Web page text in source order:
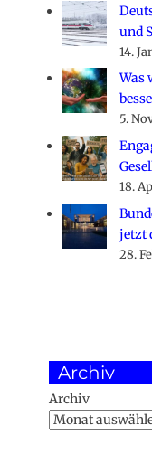
und
14.
Was
5.
18.
jetzt
28.
Archiv
Archiv